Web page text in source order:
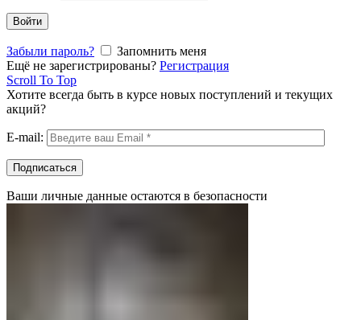
Войти
Забыли пароль?
Запомнить меня
Ещё не зарегистрированы? Регистрация
Scroll To Top
Хотите всегда быть в курсе новых поступлений и текущих
акций?
E-mail:
Ваши личные данные остаются в безопасности